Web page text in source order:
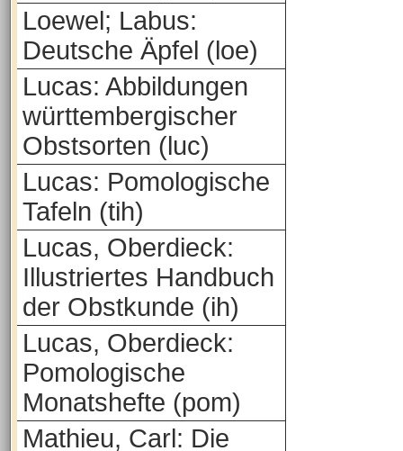
Loewel; Labus:
Deutsche Äpfel (loe)
Lucas: Abbildungen
württembergischer
Obstsorten (luc)
Lucas: Pomologische
Tafeln (tih)
Lucas, Oberdieck:
Illustriertes Handbuch
der Obstkunde (ih)
Lucas, Oberdieck:
Pomologische
Monatshefte (pom)
Mathieu, Carl: Die